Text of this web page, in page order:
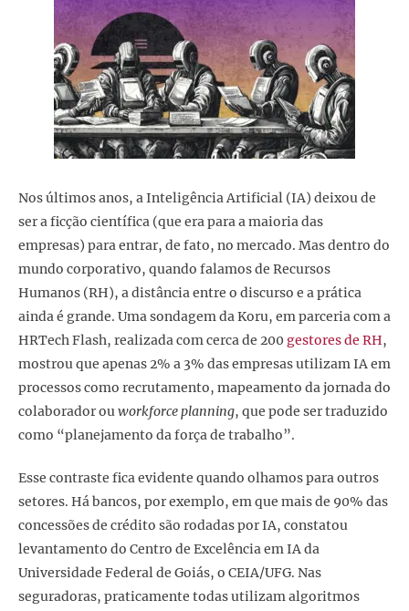
Nos últimos anos, a Inteligência Artificial (IA) deixou de
ser a ficção científica (que era para a maioria das
empresas) para entrar, de fato, no mercado. Mas dentro do
mundo corporativo, quando falamos de Recursos
Humanos (RH), a distância entre o discurso e a prática
ainda é grande. Uma sondagem da Koru, em parceria com a
HRTech Flash, realizada com cerca de 200 gestores de RH,
mostrou que apenas 2% a 3% das empresas utilizam IA em
processos como recrutamento, mapeamento da jornada do
colaborador ouworkforce planning, que pode ser traduzido
como “planejamento da força de trabalho”.
Esse contraste fica evidente quando olhamos para outros
setores. Há bancos, por exemplo, em que mais de 90% das
concessões de crédito são rodadas por IA, constatou
levantamento do Centro de Excelência em IA da
Universidade Federal de Goiás, o CEIA/UFG. Nas
seguradoras, praticamente todas utilizam algoritmos